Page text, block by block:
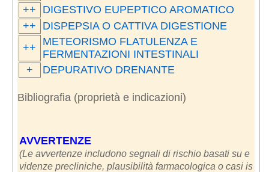
++
DIGESTIVO EUPEPTICO AROMATICO
++
DISPEPSIA O CATTIVA DIGESTIONE
++
METEORISMO FLATULENZA E
FERMENTAZIONI INTESTINALI
+
DEPURATIVO DRENANTE
Bibliografia (proprietà e indicazioni)
AVVERTENZE
(Le avvertenze includono segnali di rischio basati su e
videnze precliniche, plausibilità farmacologica o casi is